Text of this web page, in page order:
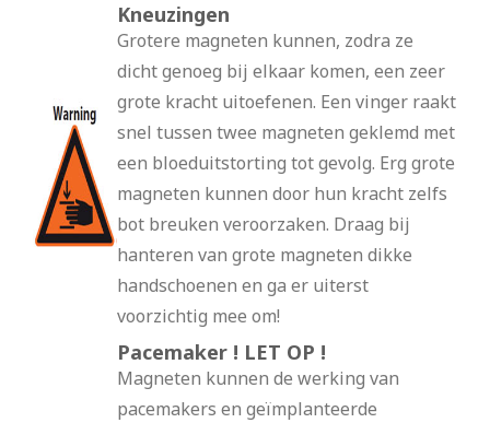
Kneuzingen
Grotere magneten kunnen, zodra ze
dicht genoeg bij elkaar komen, een zeer
grote kracht uitoefenen. Een vinger raakt
snel tussen twee magneten geklemd met
een bloeduitstorting tot gevolg. Erg grote
magneten kunnen door hun kracht zelfs
bot breuken veroorzaken. Draag bij
hanteren van grote magneten dikke
handschoenen en ga er uiterst
voorzichtig mee om!
Pacemaker ! LET OP !
Magneten kunnen de werking van
pacemakers en geïmplanteerde